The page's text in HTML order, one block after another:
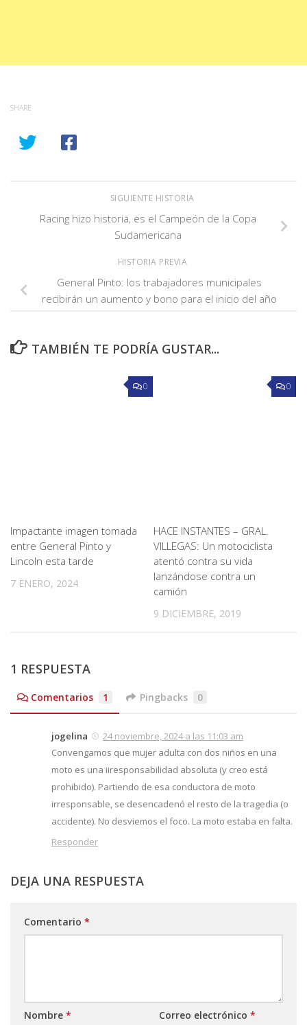
SHARE
SIGUIENTE HISTORIA
Racing hizo historia, es el Campeón de la Copa
Sudamericana
HISTORIA PREVIA
General Pinto: los trabajadores municipales
recibirán un aumento y bono para el inicio del año
TAMBIÉN TE PODRÍA GUSTAR...
0
Impactante imagen tomada
entre General Pinto y
Lincoln esta tarde
7 ENERO, 2024
0
HACE INSTANTES – GRAL.
VILLEGAS: Un motociclista
atentó contra su vida
lanzándose contra un
camión
9 DICIEMBRE, 2019
1 RESPUESTA
Comentarios 1 Pingbacks 0
jogelina
24 noviembre, 2024 a las 11:03 am
Convengamos que mujer adulta con dos niños en una
moto es una iiresponsabilidad absoluta (y creo está
prohibido). Partiendo de esa conductora de moto
irresponsable, se desencadenó el resto de la tragedia (o
accidente). No desviemos el foco. La moto estaba en falta.
Responder
DEJA UNA RESPUESTA
Comentario *
Nombre * Correo electrónico *